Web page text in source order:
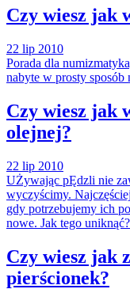
Czy wiesz jak
22 lip 2010
Porada dla
nabyte w prosty sposób
Czy wiesz jak
olejnej?
22 lip 2010
UŻywając pĘdzli nie
wyczyścimy.
gdy potrzebujemy ich
nowe. Jak tego uniknąć?
Czy wiesz jak
pierścionek?